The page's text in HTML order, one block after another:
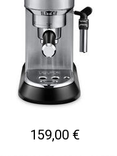
159,00 €